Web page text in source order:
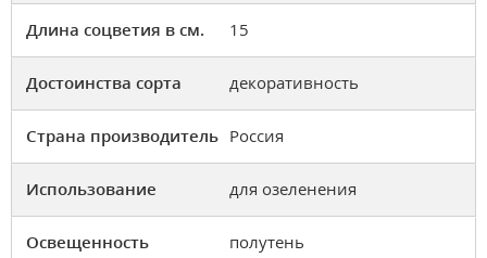
Длина соцветия в см. 15
Достоинства сорта декоративность
Страна производитель Россия
Использование для озеленения
Освещенность полутень